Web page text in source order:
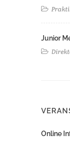
Junior
Online